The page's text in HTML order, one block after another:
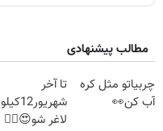
مطالب پیشنهادی
چربیاتو مثل کره
آب کن👀
تا آخر
شهریور12کیلو
لاغر شو😍👌🏻